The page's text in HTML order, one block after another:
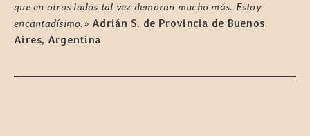
que en otros lados tal vez demoran mucho más. Estoy
encantadísimo.» Adrián S. de Provincia de Buenos
Aires, Argentina